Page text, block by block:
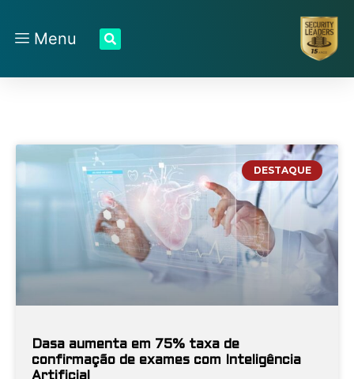
Menu
DESTAQUE
Dasa aumenta em 75% taxa de
confirmação de exames com Inteligência